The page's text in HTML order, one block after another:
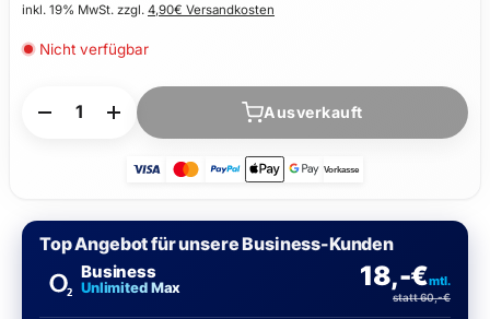
inkl. 19% MwSt. zzgl. 4,90€ Versandkosten
Nicht verfügbar
+ Ausverkauft
Vorkasse
Top Angebot für unsere Business-Kunden
Business
Unlimited Max 18,-€mtl.
statt 60,-€